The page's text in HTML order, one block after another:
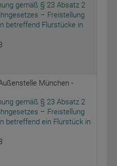
gemäß § 23 Absatz 2
– Freistellung
betreffend Flurstücke in
München -
gemäß § 23 Absatz 2
– Freistellung
betreffend ein Flurstück in